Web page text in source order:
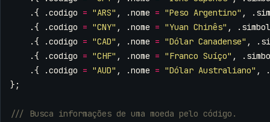
.{
.codigo = "ARS" , .nome = "Peso Argentino" , .
.{
.codigo = "CNY" , .nome = "Yuan Chinês" , .
.{
.codigo = "CAD" , .nome = "Dólar Canadense" , .
.{
.codigo = "CHF" , .nome = "Franco Suíço" , .
.{
.codigo = "AUD" , .nome = "Dólar Australiano" ,
.
};